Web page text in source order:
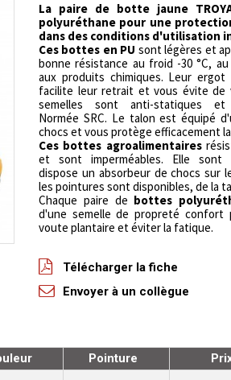
La paire de botte jaune
polyuréthane pour une
dans des conditions d'utilisation
Ces bottes en PU sont légères et
bonne résistance au froid -30 °C,
aux produits chimiques. Leur ergot
facilite leur retrait et vous évite de
semelles sont anti-statiques et
Normée SRC. Le talon est équipé
chocs et vous protège efficacement
Ces bottes agroalimentaires
et sont imperméables. Elle sont
dispose un absorbeur de chocs sur
les pointures sont disponibles, de la
Chaque paire de bottes
d'une semelle de propreté confort
voute plantaire et éviter la fatique.
Télécharger la fiche
Envoyer à un collègue
Pointure